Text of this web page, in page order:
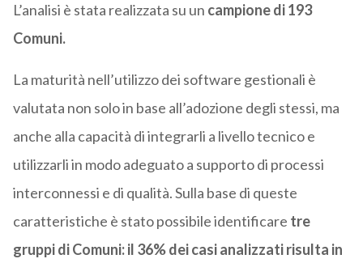
L’analisi è stata realizzata su un campione di 193
Comuni.
La maturità nell’utilizzo dei software gestionali è
valutata non solo in base all’adozione degli stessi, ma
anche alla capacità di integrarli a livello tecnico e
utilizzarli in modo adeguato a supporto di processi
interconnessi e di qualità. Sulla base di queste
caratteristiche è stato possibile identificare tre
gruppi di Comuni:il 36% dei casi analizzati risulta in